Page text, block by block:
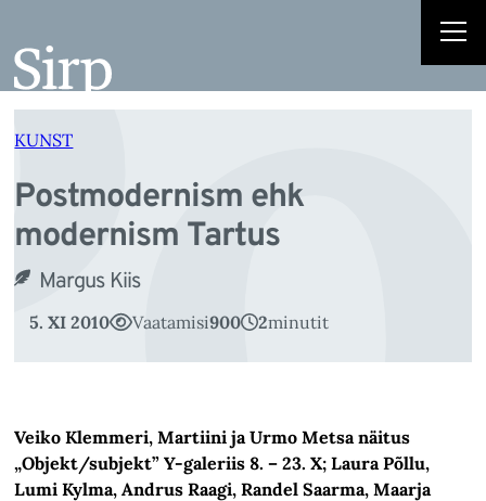
juurde
KUNST
Postmodernism ehk
modernism Tartus
Margus Kiis
5. XI 2010 Vaatamisi900 2minutit
Veiko Klemmeri, Martiini ja Urmo Metsa näitus
„Objekt/subjekt” Y-galeriis 8. – 23. X; Laura Põllu,
Lumi Kylma, Andrus Raagi, Randel Saarma, Maarja